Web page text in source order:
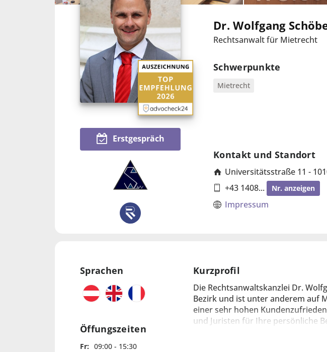
Erstgespräch
Dr. Wolfgang
Rechtsanwalt für Mietrecht
Schwerpunkte
Mietrecht
Kontakt und Standort
Universitätsstraße 11 -
+43 1408...
Nr. anzeigen
Impressum
Sprachen
Öffungszeiten
Fr: 09:00 - 15:30
Kurzprofil
Die Rechtsanwaltskanzlei Dr.
Bezirk und ist unter anderem auf
einer sehr hohen
und Juristen für Ihre persönliche